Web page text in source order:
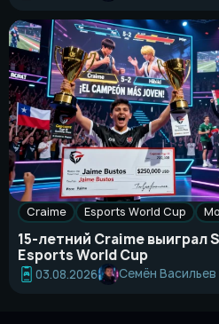
Craime Esports World Cup
15-летний Craime выиграл
Esports World Cup
03.08.2026 Семён Васильев